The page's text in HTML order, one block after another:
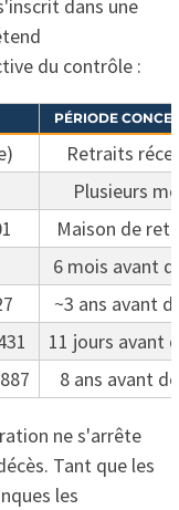
dans une
du contrôle :
PÉRIODE
Retraits
Plusieurs
Maison de
6 mois avant
~3 ans avant
11 jours avant
8 ans avant
ne s'arrête
Tant que les
les